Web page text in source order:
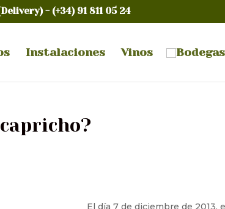
- (+34) 91 811 05 24
Instalaciones Vinos
El día 7 de diciembre de 2013,